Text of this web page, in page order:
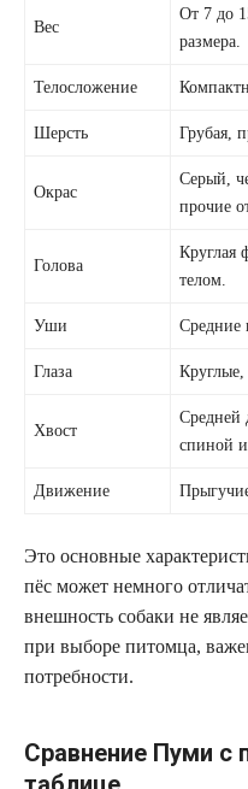
Вес
От 7 до
размера.
Телосложение
Шерсть Грубая,
Окрас
Серый,
прочие
Голова
Круглая
телом.
Уши Средние
Глаза Круглые,
Хвост
Средней
спиной
Движение
Это основные
пёс может немного
внешность собаки не
при выборе питомца,
потребности.
Сравнение Пуми с